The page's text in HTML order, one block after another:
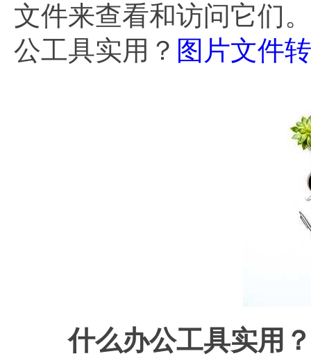
文件来查看和访问它们
公工具实用？ 图片文件
什么办公工具实用？